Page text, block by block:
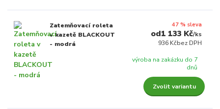
Zatemňovací roleta
v kazetě BLACKOUT
- modrá
47 % sleva
1 133 Kč/ks
936 Kčbez DPH
výroba na zakázku do 7
dnů
Zvolit variantu